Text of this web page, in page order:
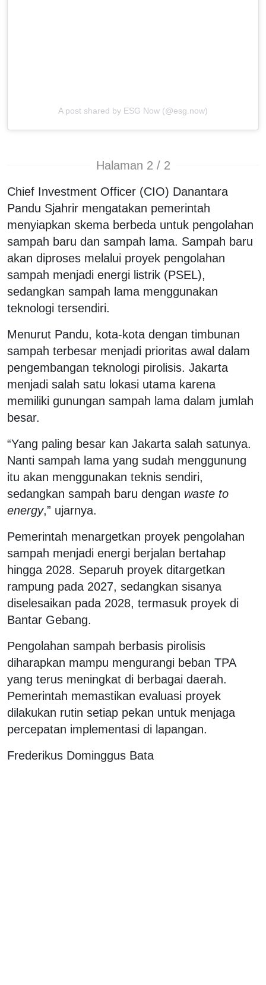
A post shared by ESG Now (@esg.now)
Halaman 2 / 2
Chief Investment Officer (CIO) Danantara
Pandu Sjahrir mengatakan pemerintah
menyiapkan skema berbeda untuk pengolahan
sampah baru dan sampah lama. Sampah baru
akan diproses melalui proyek pengolahan
sampah menjadi energi listrik (PSEL),
sedangkan sampah lama menggunakan
teknologi tersendiri.
Menurut Pandu, kota-kota dengan timbunan
sampah terbesar menjadi prioritas awal dalam
pengembangan teknologi pirolisis. Jakarta
menjadi salah satu lokasi utama karena
memiliki gunungan sampah lama dalam jumlah
besar.
“Yang paling besar kan Jakarta salah satunya.
Nanti sampah lama yang sudah menggunung
itu akan menggunakan teknis sendiri,
sedangkan sampah baru dengan waste to
energy,” ujarnya.
Pemerintah menargetkan proyek pengolahan
sampah menjadi energi berjalan bertahap
hingga 2028. Separuh proyek ditargetkan
rampung pada 2027, sedangkan sisanya
diselesaikan pada 2028, termasuk proyek di
Bantar Gebang.
Pengolahan sampah berbasis pirolisis
diharapkan mampu mengurangi beban TPA
yang terus meningkat di berbagai daerah.
Pemerintah memastikan evaluasi proyek
dilakukan rutin setiap pekan untuk menjaga
percepatan implementasi di lapangan.
Frederikus Dominggus Bata